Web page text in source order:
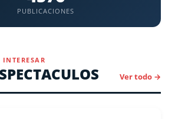
PUBLICACIONES
Ver todo →